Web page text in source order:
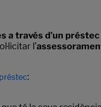
a través d’un
l’
: